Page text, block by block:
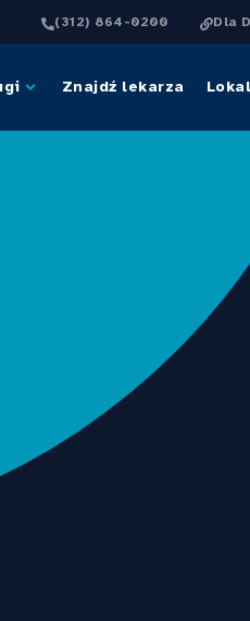
(312) 864-0200 Dla
Znajdź lekarza